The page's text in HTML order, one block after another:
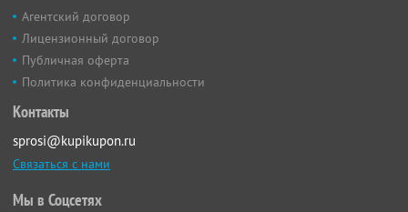
Агентский договор
Лицензионный договор
Публичная оферта
Политика конфиденциальности
Контакты
sprosi@kupikupon.ru
Связаться с нами
Мы в Соцсетях